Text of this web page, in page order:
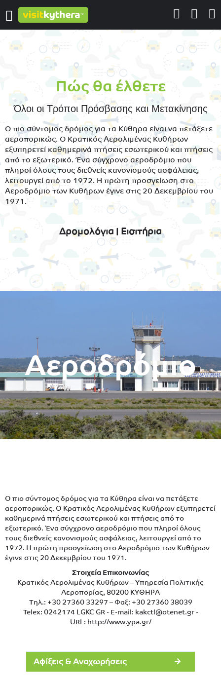
Πώς θα έλθετε
Όλοι οι Τρόποι Πρόσβασης και Μετακίνησης
Ο πιο σύντομος δρόμος για τα Κύθηρα είναι να πετάξετε
αεροπορικώς. Ο Κρατικός Αερολιμένας Κυθήρων
εξυπηρετεί καθημερινά πτήσεις εσωτερικού και πτήσεις
από το εξωτερικό. Ένα σύγχρονο αεροδρόμιο που
πληροί όλους τους διεθνείς κανονισμούς ασφάλειας,
λειτουργεί από το 1972. Η πρώτη προσγείωση στο
Αεροδρόμιο των Κυθήρων έγινε στις 20 Δεκεμβρίου του
1971.
Δρομολόγια | Εισιτήρια
Αεροδρόμιο
Ο πιο σύντομος δρόμος για τα Κύθηρα είναι να πετάξετε
αεροπορικώς. Ο Κρατικός Αερολιμένας Κυθήρων εξυπηρετεί
καθημερινά πτήσεις εσωτερικού και πτήσεις από το
εξωτερικό. Ένα σύγχρονο αεροδρόμιο που πληροί όλους
τους διεθνείς κανονισμούς ασφάλειας, λειτουργεί από το
1972. Η πρώτη προσγείωση στο Αεροδρόμιο των Κυθήρων
έγινε στις 20 Δεκεμβρίου του 1971.
Στοιχεία Επικοινωνίας
Κρατικός Αερολιμένας Κυθήρων – Υπηρεσία Πολιτικής
Αεροπορίας, 80200 ΚΥΘΗΡΑ
Τηλ.: +30 27360 33297 – Φαξ: +30 27360 38039
Telex: 0242174 LGKC GR - E-mail: kakctl@otenet.gr-
URL: http://www.ypa.gr/
Αφίξεις & Αναχωρήσεις